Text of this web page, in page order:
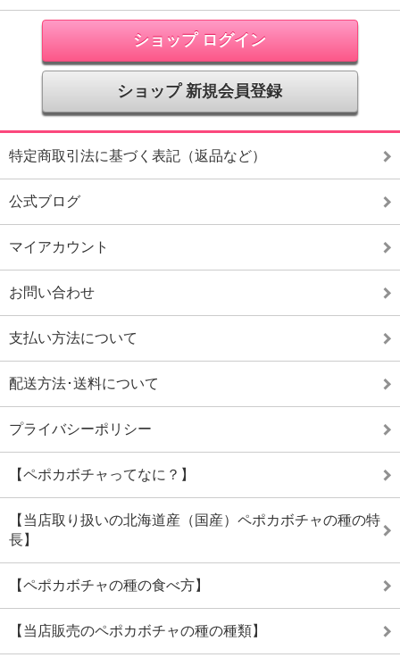
ショップ ログイン
ショップ 新規会員登録
特定商取引法に基づく表記（返品など）
公式ブログ
マイアカウント
お問い合わせ
支払い方法について
配送方法･送料について
プライバシーポリシー
【ペポカボチャってなに？】
【当店取り扱いの北海道産（国産）ペポカボチャの種の特
長】
【ペポカボチャの種の食べ方】
【当店販売のペポカボチャの種の種類】